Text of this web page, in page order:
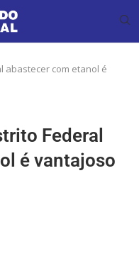
abastecer com etanol é
Federal
é vantajoso